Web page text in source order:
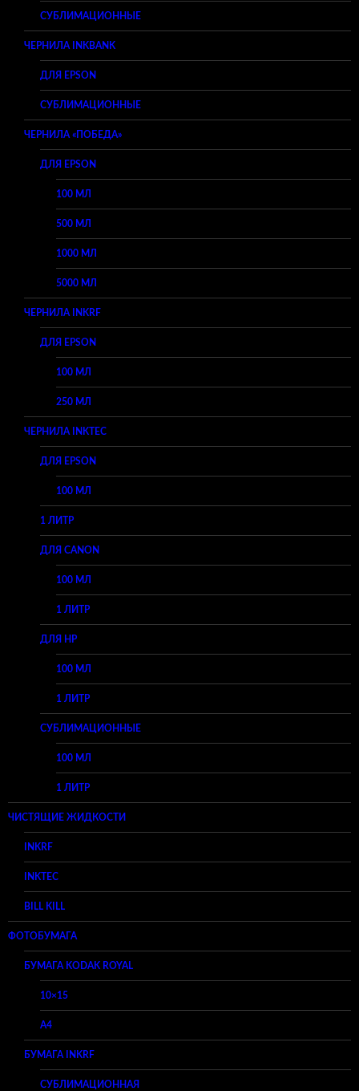
СУБЛИМАЦИОННЫЕ
ЧЕРНИЛА INKBANK
ДЛЯ EPSON
СУБЛИМАЦИОННЫЕ
ЧЕРНИЛА «ПОБЕДА»
ДЛЯ EPSON
100 МЛ
500 МЛ
1000 МЛ
5000 МЛ
ЧЕРНИЛА INKRF
ДЛЯ EPSON
100 МЛ
250 МЛ
ЧЕРНИЛА INKTEC
ДЛЯ EPSON
100 МЛ
1 ЛИТР
ДЛЯ CANON
100 МЛ
1 ЛИТР
ДЛЯ HP
100 МЛ
1 ЛИТР
СУБЛИМАЦИОННЫЕ
100 МЛ
1 ЛИТР
ЧИСТЯЩИЕ ЖИДКОСТИ
INKRF
INKTEC
BILL KILL
ФОТОБУМАГА
БУМАГА KODAK ROYAL
10×15
A4
БУМАГА INKRF
СУБЛИМАЦИОННАЯ